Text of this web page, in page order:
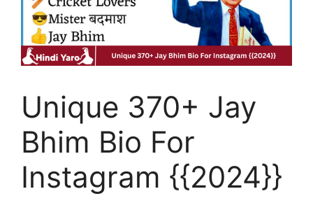
Unique 370+ Jay
Bhim Bio For
Instagram {{2024}}